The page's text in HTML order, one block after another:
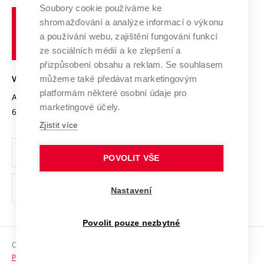
Výzkumné infrastruktury
Transfer znalostí
Open Science
Projekty
Projekty ze strukturálních fondů
Specifický výzkum
Spolupráce se školami
Služby univerzity
Mezinárodní dohody
Univerzitní sítě
Profil univerzity
Udržitelná univerzita
Podnikavá univerzita / ContriBUTe
Bezpečná univerzita
Vyznamenání
Organizační struktura
Ochrana osobních údajů
odkaz)
Sociální bezpečí
učení
technické
VYSOKÉ UČENÍ TECHNICKÉ V BRNĚ
Antonínská 548/1
602 00 Brno
www.vut.cz
vut@vutbr.cz
Copyright © 2026 VUT
Prohlášení o přístupnosti
Soubory cookie používáme ke
shromažďování a analýze informací o výkonu
a používání webu, zajištění fungování funkcí
ze sociálních médií a ke zlepšení a
přizpůsobení obsahu a reklam. Se souhlasem
můžeme také předávat marketingovým
platformám některé osobní údaje pro
marketingové účely.
Zjistit více
POVOLIT VŠE
Nastavení
Povolit pouze nezbytné